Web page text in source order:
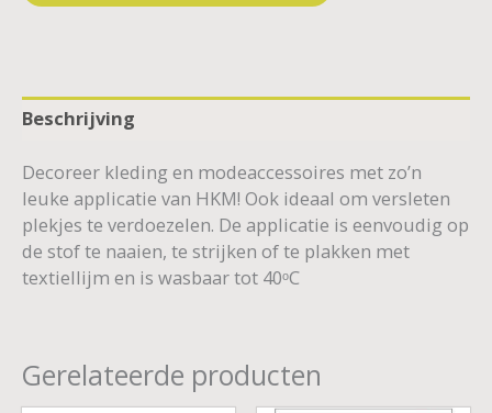
Beschrijving
Decoreer kleding en modeaccessoires met zo’n
leuke applicatie van HKM! Ook ideaal om versleten
plekjes te verdoezelen. De applicatie is eenvoudig op
de stof te naaien, te strijken of te plakken met
textiellijm en is wasbaar tot 40ᵒC
Gerelateerde producten